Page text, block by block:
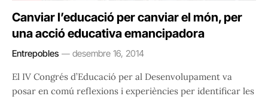
Canviar l’educació per canviar el món, per
una acció educativa emancipadora
Entrepobles desembre 16, 2014
El IV Congrés d’Educació per al Desenvolupament va
posar en comú reflexions i experiències per identificar les